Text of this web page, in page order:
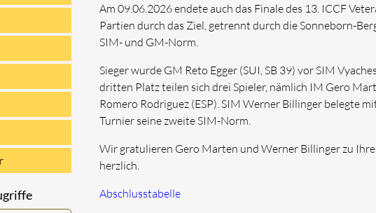
Am 09.06.2026 endete auch das Finale des 13. ICCF
Partien durch das Ziel, getrennt durch die Sonneborn-
SIM- und GM-Norm.
Sieger wurde GM Reto Egger (SUI, SB 39) vor SIM
dritten Platz teilen sich drei Spieler, nämlich IM Gero
Romero Rodriguez (ESP). SIM Werner Billinger belegte
Turnier seine zweite SIM-Norm.
Wir gratulieren Gero Marten und Werner Billinger zu
herzlich.
Abschlusstabelle